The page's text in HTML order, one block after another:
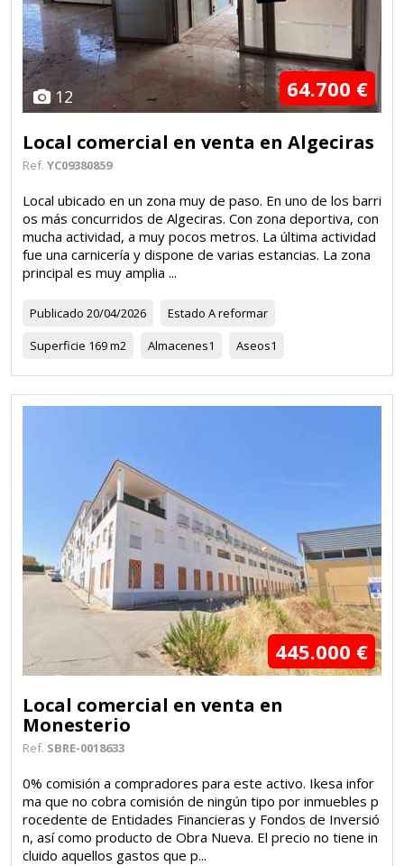
12 64.700 €
Local comercial en venta en Algeciras
Ref. YC09380859
Local ubicado en un zona muy de paso. En uno de los barri
os más concurridos de Algeciras. Con zona deportiva, con
mucha actividad, a muy pocos metros. La última actividad
fue una carnicería y dispone de varias estancias. La zona
principal es muy amplia ...
Publicado 20/04/2026 Estado A reformar
Superficie 169 m2 Almacenes1 Aseos1
445.000 €
Local comercial en venta en
Monesterio
Ref. SBRE-0018633
0% comisión a compradores para este activo. Ikesa infor
ma que no cobra comisión de ningún tipo por inmuebles p
rocedente de Entidades Financieras y Fondos de Inversió
n, así como producto de Obra Nueva. El precio no tiene in
cluido aquellos gastos que p...